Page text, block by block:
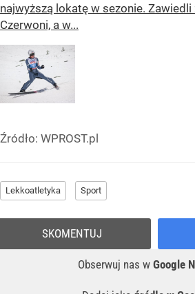
najwyższą lokatę w sezonie.
Czerwoni, a w...
Źródło: WPROST.pl
Lekkoatletyka Sport
Obserwuj nas w Google
SKOMENTUJ